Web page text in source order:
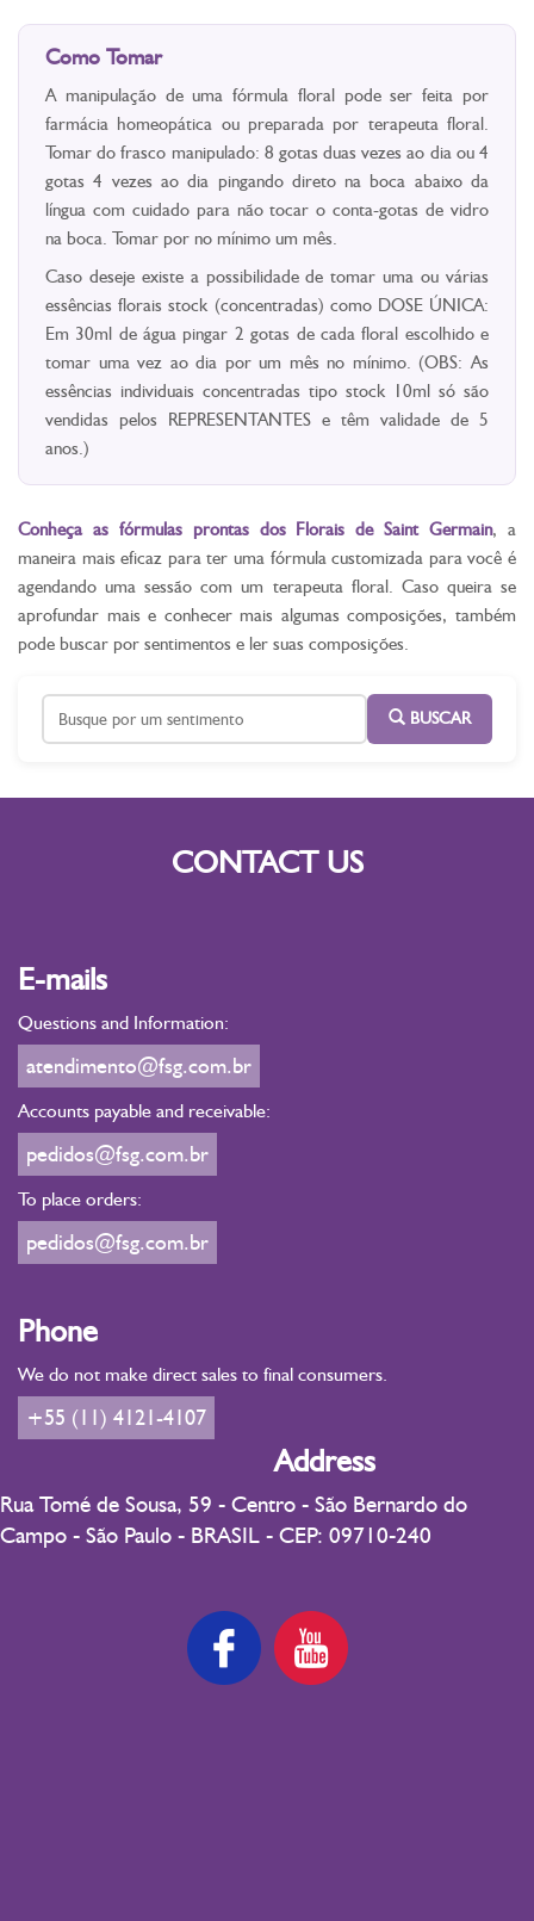
Como Tomar
A manipulação de uma fórmula floral pode ser feita por
farmácia homeopática ou preparada por terapeuta floral.
Tomar do frasco manipulado: 8 gotas duas vezes ao dia ou 4
gotas 4 vezes ao dia pingando direto na boca abaixo da
língua com cuidado para não tocar o conta-gotas de vidro
na boca. Tomar por no mínimo um mês.
Caso deseje existe a possibilidade de tomar uma ou várias
essências florais stock (concentradas) como DOSE ÚNICA:
Em 30ml de água pingar 2 gotas de cada floral escolhido e
tomar uma vez ao dia por um mês no mínimo. (OBS: As
essências individuais concentradas tipo stock 10ml só são
vendidas pelos REPRESENTANTES e têm validade de 5
anos.)
Conheça as fórmulas prontas dos Florais de Saint Germain, a
maneira mais eficaz para ter uma fórmula customizada para você é
agendando uma sessão com um terapeuta floral. Caso queira se
aprofundar mais e conhecer mais algumas composições, também
pode buscar por sentimentos e ler suas composições.
BUSCAR
CONTACT US
E-mails
Questions and Information:
atendimento@fsg.com.br
Accounts payable and receivable:
pedidos@fsg.com.br
To place orders:
pedidos@fsg.com.br
Phone
We do not make direct sales to final consumers.
+55 (11) 4121-4107
Address
Rua Tomé de Sousa, 59 - Centro - São Bernardo do
Campo - São Paulo - BRASIL - CEP: 09710-240